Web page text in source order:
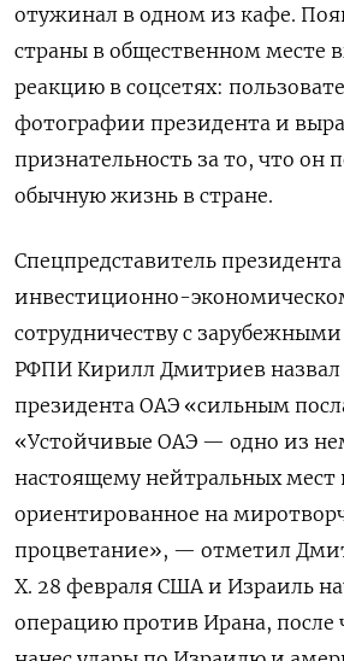
отужинал в одном из кафе.
страны в общественном месте
реакцию в соцсетях:
фотографии президента и
признательность за то, что он
обычную жизнь в стране.
Спецпредставитель
инвестиционно-
сотрудничеству с
РФПИ Кирилл Дмитриев назвал
президента ОАЭ «сильным
«Устойчивые ОАЭ — одно из
настоящему нейтральных мест
ориентированное на
процветание», — отметил
Х. 28 февраля США и Израиль
операцию против Ирана, после